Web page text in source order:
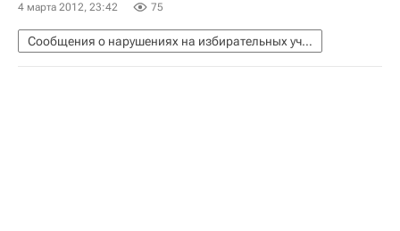
Волгоградская область
Астраханская область
Республика Адыгея
Россия
4 марта 2012, 23:42 75
Сообщения о нарушениях на избирательных участках